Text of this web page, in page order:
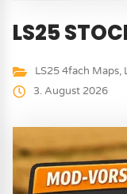
LS25
LS25 4fach Maps,
3. August 2026